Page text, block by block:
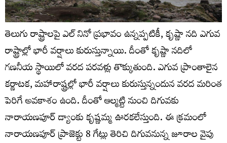
తెలుగు రాష్ట్రాలపై ఎల్ నినో ప్రభావం ఉన్నప్పటికీ, కృష్ణా నది ఎగువ
రాష్ట్రాల్లో భారీ వర్షాలు కురుస్తున్నాయి. దీంతో కృష్ణా నదిలో
గణనీయ స్థాయిలో వరద పరవళ్లు తొక్కుతుంది. ఎగువ ప్రాంతాలైన
కర్ణాటక, మహారాష్ట్రల్లో భారీ వర్షాలు కురుస్తున్నందున వరద మరింత
పెరిగే అవకాశం ఉంది. దీంతో ఆల్మట్టి నుంచి‌ దిగువకు
నారాయణపూర్‌ డ్యాంకు కృష్ణమ్మ ఊరకలేస్తుంది. ఈ క్రమంలో
నారాయణపూర్‌ ప్రాజెక్టు 8 గేట్లు తెరిచి దిగువనున్న జూరాల వైపు